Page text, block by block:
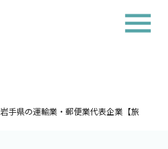
岩手県の運輸業・郵便業代表企業【旅